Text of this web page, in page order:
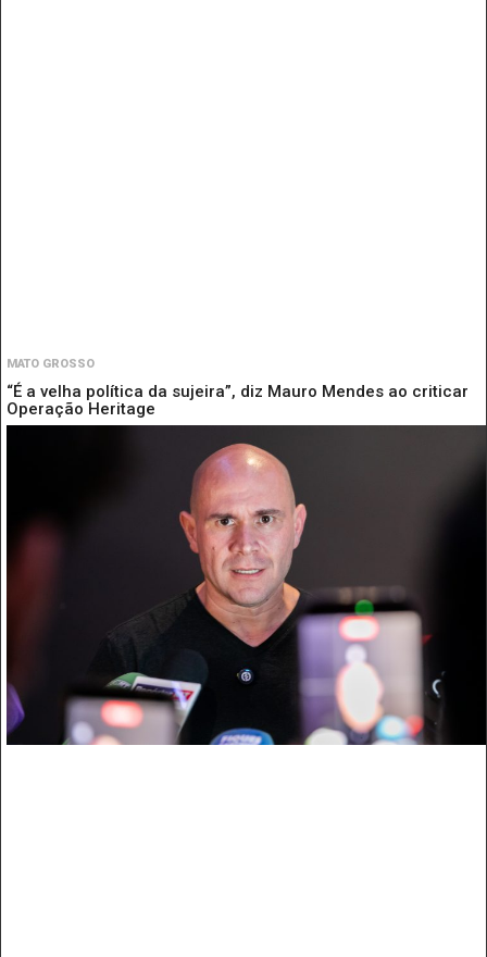
MATO GROSSO
“É a velha política da sujeira”, diz Mauro Mendes ao criticar
Operação Heritage